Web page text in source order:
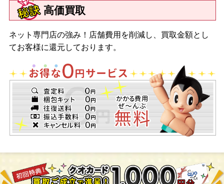
高価買取
ネット専門店の強み！店舗費用を削減し、買取金額とし
てお客様に還元しております。